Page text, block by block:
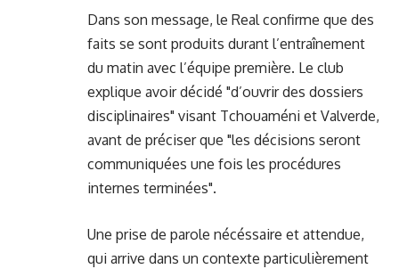
Dans son message, le Real confirme que des
faits se sont produits durant l’entraînement
du matin avec l’équipe première. Le club
explique avoir décidé "d’ouvrir des dossiers
disciplinaires" visant Tchouaméni et Valverde,
avant de préciser que "les décisions seront
communiquées une fois les procédures
internes terminées".
Une prise de parole nécéssaire et attendue,
qui arrive dans un contexte particulièrement